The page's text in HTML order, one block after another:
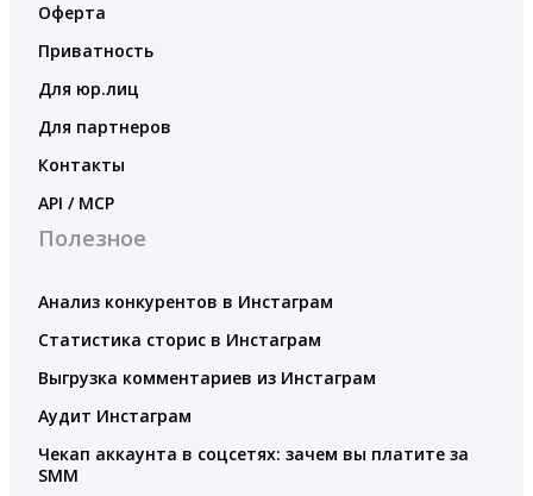
Оферта
Приватность
Для юр.лиц
Для партнеров
Контакты
API / MCP
Полезное
Анализ конкурентов в Инстаграм
Статистика сторис в Инстаграм
Выгрузка комментариев из Инстаграм
Аудит Инстаграм
Чекап аккаунта в соцсетях: зачем вы платите за
SMM